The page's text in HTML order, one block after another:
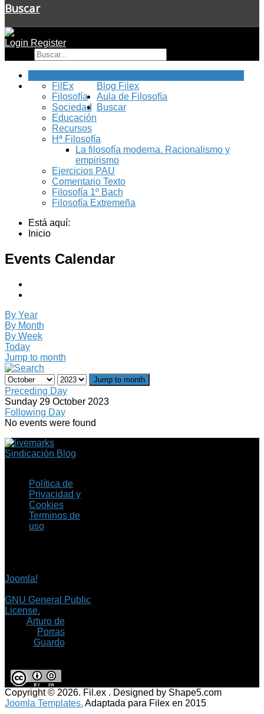
Buscar
Login Register
Blog Filex
FilEx
Filosofía
Sociedad
Educación
Recursos
Aula de Filosofía
Hª Filosofía
La filosofía moderna. Racionalismo y
empirismo
Ejercicios PAU
Comentario Texto
Filosofía 1º Bach
Filosofía Extremeña
Buscar
Está aquí:
Inicio
Events Calendar
By Year
By Month
By Week
Today
Jump to month
Jump to month
Preceding Day
Sunday 29 October 2023
Following Day
No events were found
Sindicación Blog
Política de
Privacidad y
Cookies
Terminos de
uso
Joomla!
GNU General Public
License.
Arturo de
Porras
Guardo
Copyright © 2026. Fil.ex . Designed by Shape5.com
Joomla Templates. Adaptada para Filex en 2015